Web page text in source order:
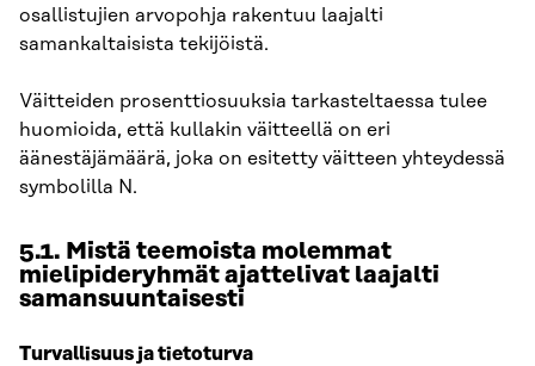
osallistujien arvopohja rakentuu laajalti
samankaltaisista tekijöistä.
Väitteiden prosenttiosuuksia tarkasteltaessa tulee
huomioida, että kullakin väitteellä on eri
äänestäjämäärä, joka on esitetty väitteen yhteydessä
symbolilla N.
5.1. Mistä teemoista molemmat
mielipideryhmät ajattelivat laajalti
samansuuntaisesti
Turvallisuus ja tietoturva